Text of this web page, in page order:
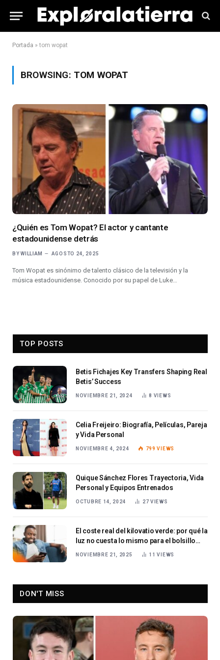
Portada »tom wopat
BROWSING: TOM WOPAT
¿Quién es Tom Wopat? El actor y cantante
estadounidense detrás
BY WILLIAM AGOSTO 24, 2025
Tom Wopat es sinónimo de talento clásico de la televisión y la
música estadounidense. Conocido por su papel de Luke…
TOP POSTS
Betis Fichajes Key Transfers Shaping Real
Betis’ Success
NOVIEMBRE 21, 2024 8 VIEWS
Celia Freijeiro: Biografía, Películas, Pareja
y Vida Personal
NOVIEMBRE 4, 2024 799VIEWS
Quique Sánchez Flores Trayectoria, Vida
Personal y Equipos Entrenados
OCTUBRE 14, 2024 27VIEWS
El coste real del kilovatio verde: por qué la
luz no cuesta lo mismo para el bolsillo
NOVIEMBRE 21, 2025 11VIEWS
DON'T MISS